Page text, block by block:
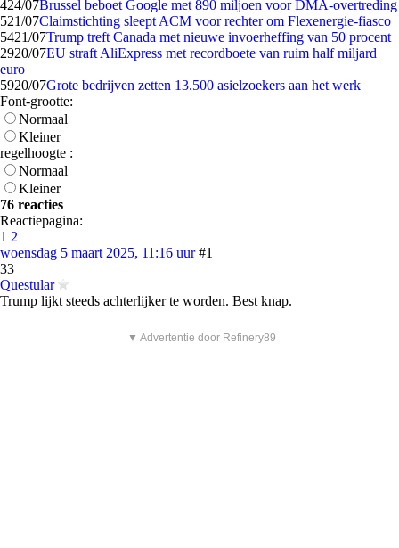
424/07Brussel beboet Google met 890 miljoen voor DMA-overtreding
521/07Claimstichting sleept ACM voor rechter om Flexenergie-fiasco
5421/07Trump treft Canada met nieuwe invoerheffing van 50 procent
2920/07EU straft AliExpress met recordboete van ruim half miljard
euro
5920/07Grote bedrijven zetten 13.500 asielzoekers aan het werk
Font-grootte:
Normaal
Kleiner
regelhoogte :
Normaal
Kleiner
76 reacties
Reactiepagina:
1 2
woensdag 5 maart 2025, 11:16 uur #1
33
Questular
Trump lijkt steeds achterlijker te worden. Best knap.
▼ Advertentie door Refinery89